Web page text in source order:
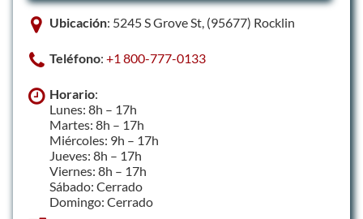
Ubicación: 5245 S Grove St, (95677) Rocklin
Teléfono: +1 800-777-0133
Horario:
Lunes: 8h – 17h
Martes: 8h – 17h
Miércoles: 9h – 17h
Jueves: 8h – 17h
Viernes: 8h – 17h
Sábado: Cerrado
Domingo: Cerrado